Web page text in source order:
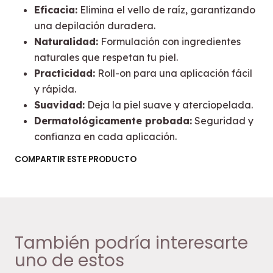
Eficacia: Elimina el vello de raíz, garantizando
una depilación duradera.
Naturalidad: Formulación con ingredientes
naturales que respetan tu piel.
Practicidad: Roll-on para una aplicación fácil
y rápida.
Suavidad: Deja la piel suave y aterciopelada.
Dermatológicamente probada: Seguridad y
confianza en cada aplicación.
COMPARTIR ESTE PRODUCTO
También podría interesarte
uno de estos